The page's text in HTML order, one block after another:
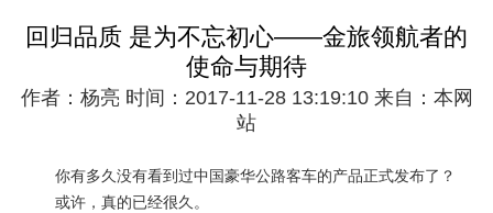
回归品质 是为不忘初心——金旅领航者的
使命与期待
作者：杨亮 时间：2017-11-28 13:19:10 来自：本网
站
你有多久没有看到过中国豪华公路客车的产品正式发布了？
或许，真的已经很久。